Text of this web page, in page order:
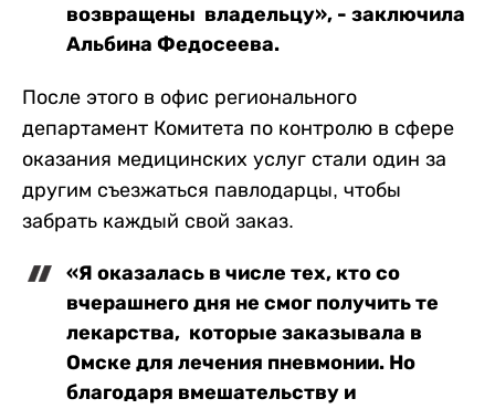
возвращены владельцу», - заключила
Альбина Федосеева.
После этого в офис регионального
департамент Комитета по контролю в сфере
оказания медицинских услуг стали один за
другим съезжаться павлодарцы, чтобы
забрать каждый свой заказ.
«Я оказалась в числе тех, кто со
вчерашнего дня не смог получить те
лекарства, которые заказывала в
Омске для лечения пневмонии. Но
благодаря вмешательству и